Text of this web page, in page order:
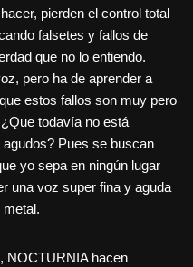
pierden el control total
falsetes y fallos de
que no lo entiendo.
pero ha de aprender a
estos fallos son muy pero
todavía no está
Pues se buscan
yo sepa en ningún lugar
una voz super fina y aguda
NOCTURNIA hacen